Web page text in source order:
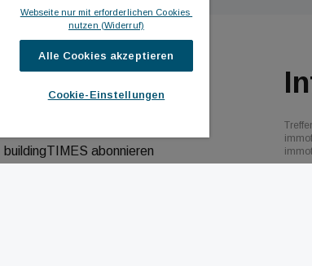
ICH MÖCHTE ...
buildingTIMES abonnieren
Webseite nur mit erforderlichen Cookies
nutzen (Widerruf)
Alle Cookies akzeptieren
Cookie-Einstellungen